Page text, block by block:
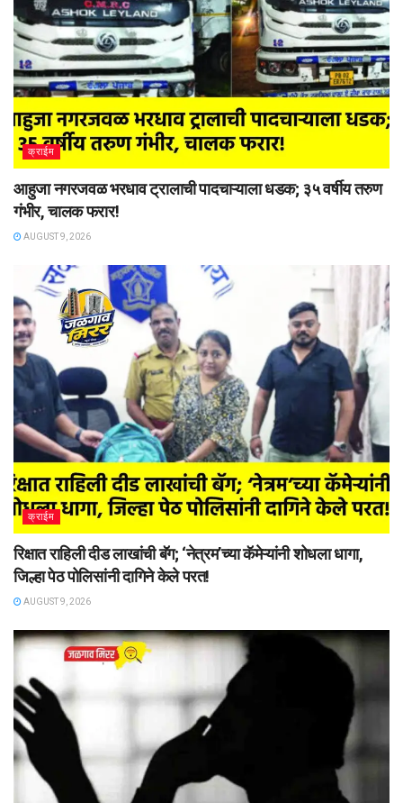
क्राईम
आहुजा नगरजवळ भरधाव ट्रालाची पादचाऱ्याला धडक; ३५ वर्षीय तरुण
गंभीर, चालक फरार!
AUGUST 9, 2026
क्राईम
रिक्षात राहिली दीड लाखांची बॅग; ‘नेत्रम’च्या कॅमेऱ्यांनी शोधला धागा,
जिल्हा पेठ पोलिसांनी दागिने केले परत!
AUGUST 9, 2026